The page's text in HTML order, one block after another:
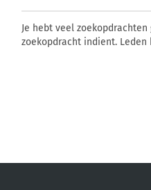
Je hebt veel
zoekopdracht indient. Leden